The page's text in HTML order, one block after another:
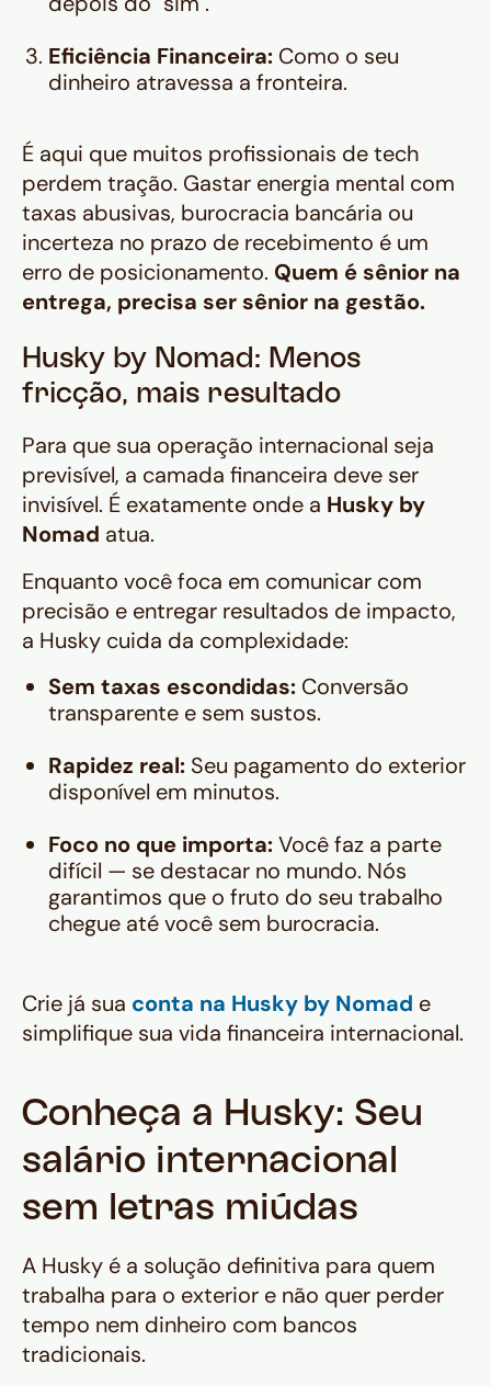
Eficiência Financeira: Como o seu
dinheiro atravessa a fronteira.
É aqui que muitos profissionais de tech
perdem tração. Gastar energia mental com
taxas abusivas, burocracia bancária ou
incerteza no prazo de recebimento é um
erro de posicionamento. Quem é sênior na
entrega, precisa ser sênior na gestão.
Husky by Nomad: Menos
fricção, mais resultado
Para que sua operação internacional seja
previsível, a camada financeira deve ser
invisível. É exatamente onde a Husky by
Nomad atua.
Enquanto você foca em comunicar com
precisão e entregar resultados de impacto,
a Husky cuida da complexidade:
Sem taxas escondidas: Conversão
transparente e sem sustos.
Rapidez real: Seu pagamento do exterior
disponível em minutos.
Foco no que importa:Você faz a parte
difícil — se destacar no mundo. Nós
garantimos que o fruto do seu trabalho
chegue até você sem burocracia.
Crie já sua conta na Husky by Nomad e
simplifique sua vida financeira internacional.
Conheça a Husky: Seu
salário internacional
sem letras miúdas
A Husky é a solução definitiva para quem
trabalha para o exterior e não quer perder
tempo nem dinheiro com bancos
tradicionais.